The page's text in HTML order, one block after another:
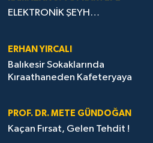
ELEKTRONİK ŞEYH…
ERHAN YIRCALI
Balıkesir Sokaklarında
Kıraathaneden Kafeteryaya
PROF. DR. METE GÜNDOĞAN
Kaçan Fırsat, Gelen Tehdit !